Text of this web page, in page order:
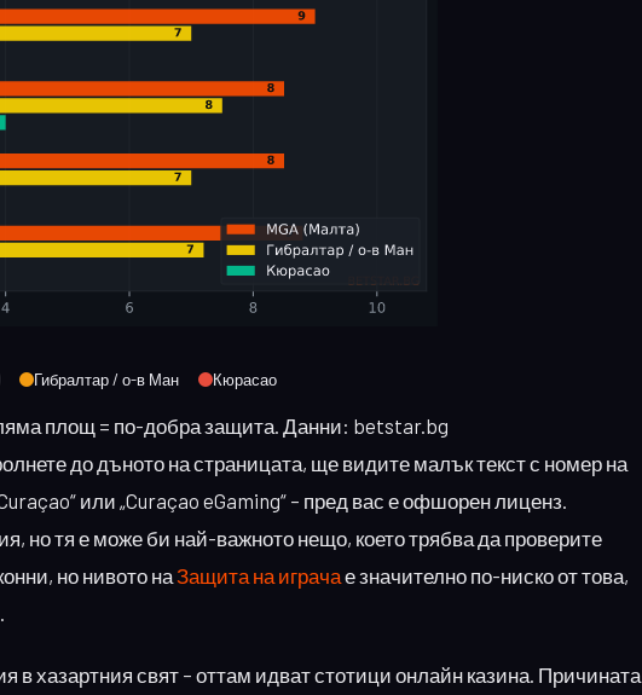
Гибралтар / о-в Ман Кюрасао
площ = по-добра защита. Данни: betstar.bg
до дъното на страницата, ще видите малък текст с номер на
или „Curaçao eGaming“ – пред вас е офшорен лиценз.
но тя е може би най-важното нещо, което трябва да проверите
но нивото наЗащита на играчае значително по-ниско от това,
хазартния свят – оттам идват стотици онлайн казина. Причината